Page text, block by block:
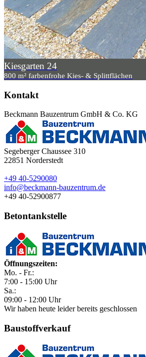
Kiesgarten 24
800 m² farbenfrohe Kies- & Splittflächen
Kontakt
Beckmann Bauzentrum GmbH & Co. KG
Segeberger Chaussee 310
22851 Norderstedt
+49 40-5290080
info@beckmann-bauzentrum.de
+49 40-52900877
Betontankstelle
Öffnungszeiten:
Mo. - Fr.:
7:00 - 15:00 Uhr
Sa.:
09:00 - 12:00 Uhr
Wir haben heute leider bereits geschlossen
Baustoffverkauf